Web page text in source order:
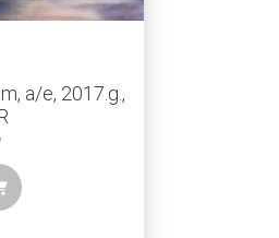
a/e, 2017.g.,